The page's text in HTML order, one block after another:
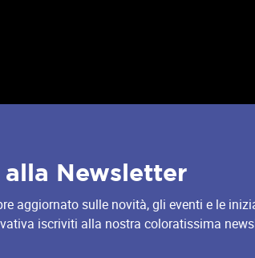
Newsletter
aggiornato sulle novità, gli eventi e le
iscriviti alla nostra coloratissima